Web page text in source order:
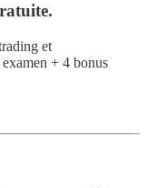
et
+ 4 bonus